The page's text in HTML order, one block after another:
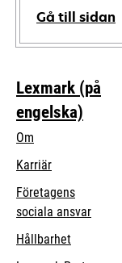
Gå till sidan
Lexmark (på
engelska)
Om
Karriär
Företagens
sociala ansvaropens
Hållbarhet